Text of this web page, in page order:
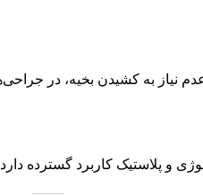
و پلاستیک کاربرد گسترده دارد